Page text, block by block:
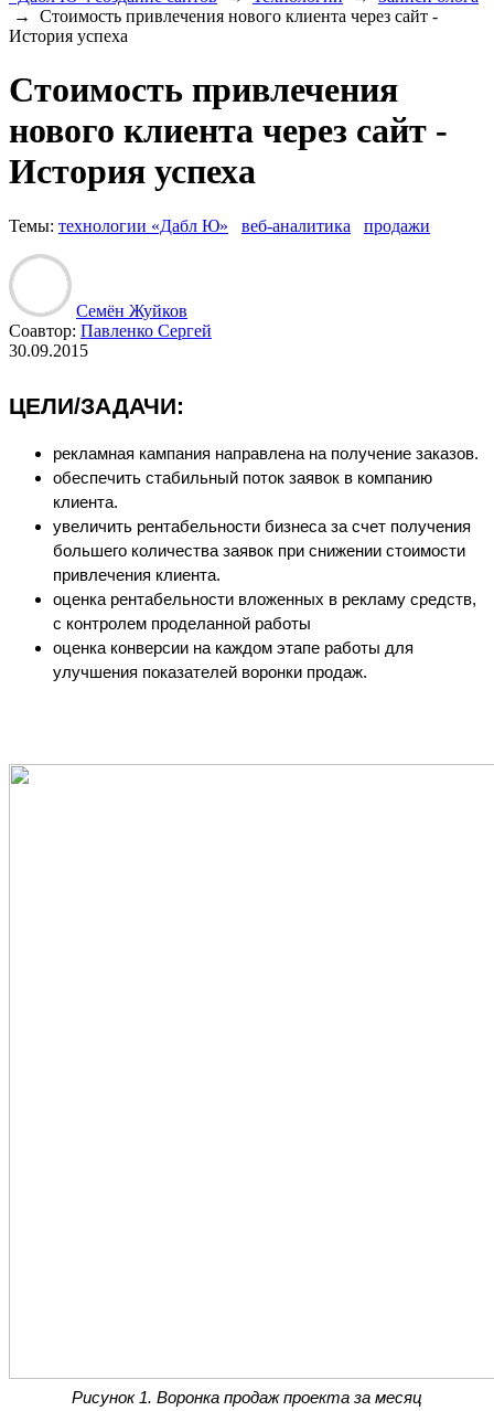
→
Стоимость привлечения нового клиента через сайт -
История успеха
Стоимость привлечения
нового клиента через сайт -
История успеха
Темы: технологии «Дабл Ю» веб-аналитика продажи
Семён Жуйков
Соавтор: Павленко Сергей
30.09.2015
ЦЕЛИ/ЗАДАЧИ:
рекламная кампания направлена на получение заказов.
обеспечить стабильный поток заявок в компанию
клиента.
увеличить рентабельности бизнеса за счет получения
большего количества заявок при снижении стоимости
привлечения клиента.
оценка рентабельности вложенных в рекламу средств,
с контролем проделанной работы
оценка конверсии на каждом этапе работы для
улучшения показателей воронки продаж.
Рисунок 1. Воронка продаж проекта за месяц